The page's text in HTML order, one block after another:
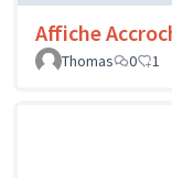
Affiche
Thomas
0 1